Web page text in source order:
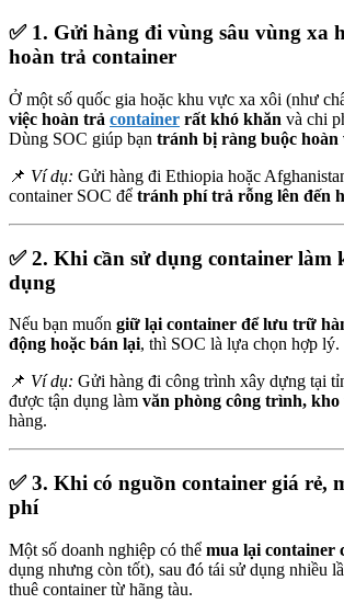
✅ 1. Gửi hàng đi vùng sâu vùng xa
hoàn trả container
Ở một số quốc gia hoặc khu vực xa xôi (như
việc hoàn trả container rất khó khăn và chi
Dùng SOC giúp bạn tránh bị ràng buộc hoàn
📌 Ví dụ: Gửi hàng đi Ethiopia hoặc
container SOC để tránh phí trả rỗng lên đến
✅2. Khi cần sử dụng container làm
dụng
Nếu bạn muốn giữ lại container để lưu trữ
động hoặc bán lại, thì SOC là lựa chọn hợp lý.
📌 Ví dụ: Gửi hàng đi công trình xây dựng tại
được tận dụng làm văn phòng công trình, kho
hàng.
✅3. Khi có nguồn container giá rẻ,
phí
Một số doanh nghiệp có thể mua lại container
dụng nhưng còn tốt), sau đó tái sử dụng nhiều
thuê container từ hãng tàu.